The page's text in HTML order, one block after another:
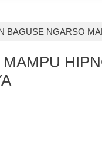
BAGUSE NGARSO